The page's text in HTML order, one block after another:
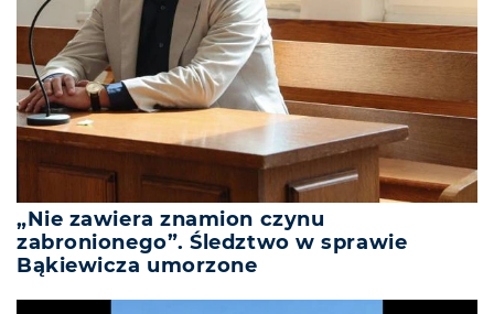
„Nie zawiera znamion czynu
zabronionego”. Śledztwo w sprawie
Bąkiewicza umorzone